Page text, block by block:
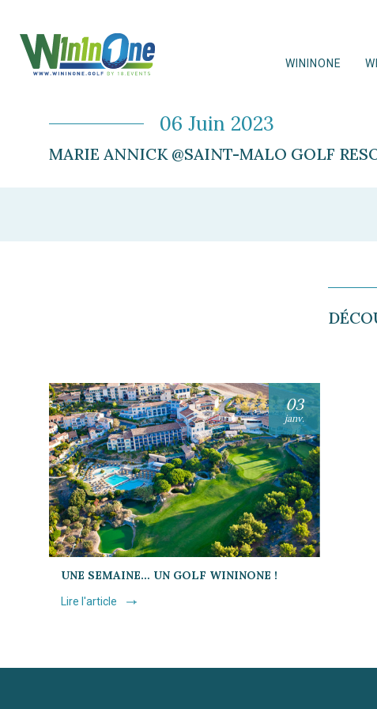
WININONE
06 Juin 2023
MARIE ANNICK @SAINT-MALO GOLF
03
janv.
UNE SEMAINE… UN GOLF WININONE !
Lire l'article